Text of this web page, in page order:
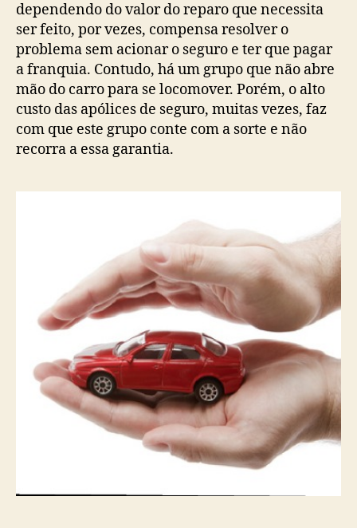
dependendo do valor do reparo que necessita
ser feito, por vezes, compensa resolver o
problema sem acionar o seguro e ter que pagar
a franquia. Contudo, há um grupo que não abre
mão do carro para se locomover. Porém, o alto
custo das apólices de seguro, muitas vezes, faz
com que este grupo conte com a sorte e não
recorra a essa garantia.